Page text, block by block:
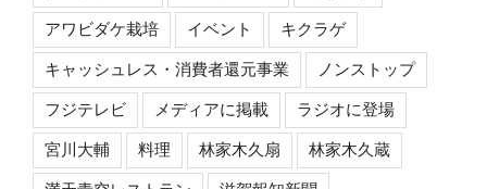
アワビダケ栽培 イベント キクラゲ
キャッシュレス・消費者還元事業 ノンストップ
フジテレビ メディアに掲載 ラジオに登場
宮川大輔 料理 林家木久扇 林家木久蔵